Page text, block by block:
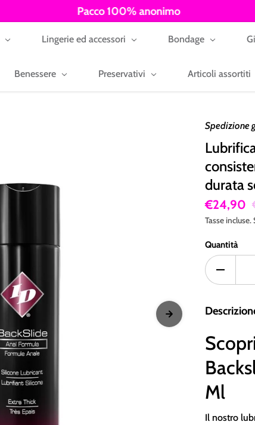
Pacco 100% anonimo
Lingerie ed accessori Bondage
Benessere Preservativi Articoli assortiti
Spedizione
durata
€24,90
Tasse incluse.
Quantità
Ml
Il nostro